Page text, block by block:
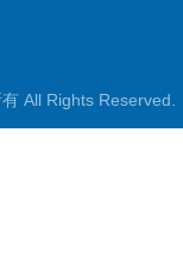
有 All Rights